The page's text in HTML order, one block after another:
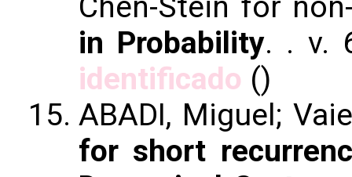
Chen-Stein for
in Probability. . v.
identificado ()
ABADI, Miguel;
for short